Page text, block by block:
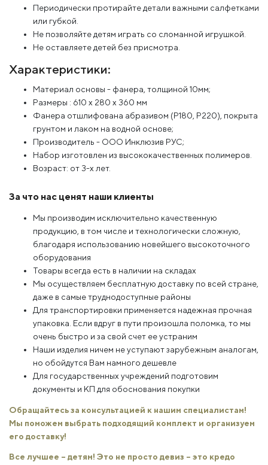
Периодически протирайте детали важными салфетками
или губкой.
Не позволяйте детям играть со сломанной игрушкой.
Не оставляете детей без присмотра.
Характеристики:
Материал основы - фанера, толщиной 10мм;
Размеры : 610 x 280 x 360 мм
Фанера отшлифована абразивом (Р180, Р220), покрыта
грунтом и лаком на водной основе;
Производитель - ООО Инклюзив РУС;
Набор изготовлен из высококачественных полимеров.
Возраст: от 3-х лет.
За что нас ценят наши клиенты
Мы производим исключительно качественную
продукцию, в том числе и технологически сложную,
благодаря использованию новейшего высокоточного
оборудования
Товары всегда есть в наличии на складах
Мы осуществляем бесплатную доставку по всей стране,
даже в самые труднодоступные районы
Для транспортировки применяется надежная прочная
упаковка. Если вдруг в пути произошла поломка, то мы
очень быстро и за свой счет ее устраним
Наши изделия ничем не уступают зарубежным аналогам,
но обойдутся Вам намного дешевле
Для государственных учреждений подготовим
документы и КП для обоснования покупки
Обращайтесь за консультацией к нашим специалистам!
Мы поможем выбрать подходящий комплект и организуем
его доставку!
Все лучшее – детям! Это не просто девиз – это кредо